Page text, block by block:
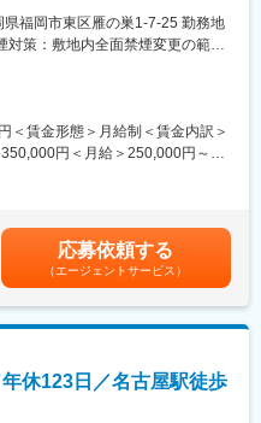
取引先病院、施設の場所や納
いながら業務について学んでい
立ちいただき、納品等にあたって
ます。1年を目途に提案ができる
病院の業務改善や患者様からの
でのシェアトップクラスを維持
や生活相談員（要資格）、事業
マネージャーとして経営及び運
る取り組みを推進中です。
ト
県福岡市東区雁の巣1-7-25 勤務地
対策：敷地内全面禁煙変更の範
＜賃金形態＞月給制＜賃金内訳＞
円＜月給＞250,000円～
応募依頼する
（エージェントサービス）
休123日／名古屋駅徒歩